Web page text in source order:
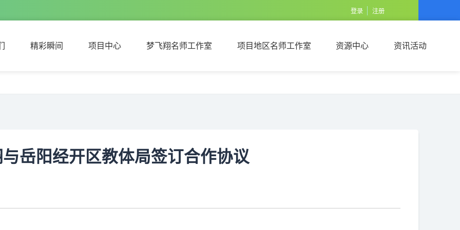
登录 注册
精彩瞬间 项目中心 梦飞翔名师工作室 项目地区名师工作室 资源中心 资讯活动
岳阳经开区教体局签订合作协议